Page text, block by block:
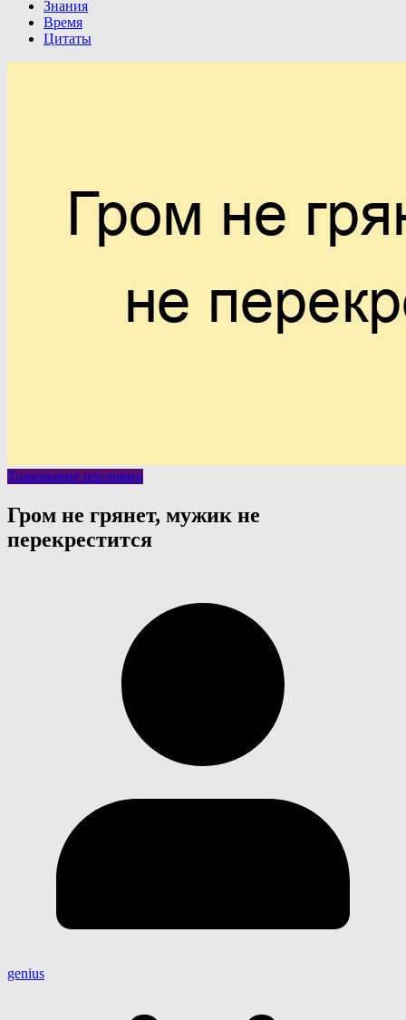
Знания
Время
Цитаты
Толкование пословиц
Гром не грянет, мужик не
перекрестится
genius